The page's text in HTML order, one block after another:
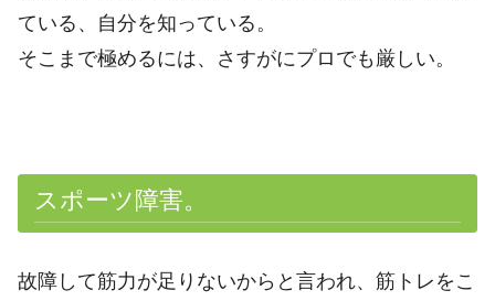
ている、自分を知っている。
そこまで極めるには、さすがにプロでも厳しい。
スポーツ障害。
故障して筋力が足りないからと言われ、筋トレをこ